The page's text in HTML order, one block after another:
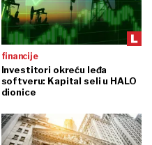
financije
Investitori okreću leđa
softveru: Kapital seli u HALO
dionice